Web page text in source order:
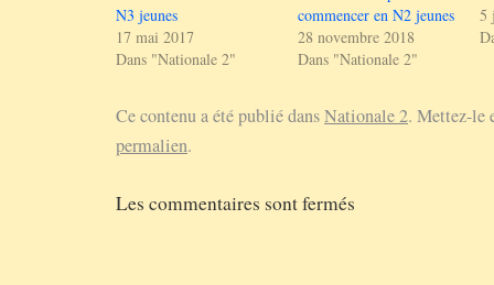
N3 jeunes
17 mai 2017
Dans "Nationale 2"
commencer en N2 jeunes
28 novembre 2018
Dans "Nationale 2"
5
Ce contenu a été publié dansNationale 2. Mettez-le
permalien.
Les commentaires sont fermés